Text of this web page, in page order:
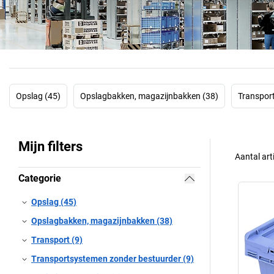
Opslag (45) Opslagbakken, magazijnbakken (38)
Mijn filters
Categorie
Opslag (45)
Opslagbakken, magazijnbakken (38)
Transport (9)
Transportsystemen zonder bestuurder (9)
Aantal